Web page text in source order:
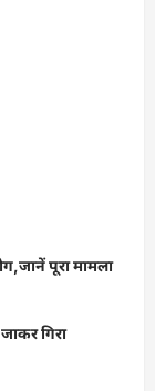
पूरा मामला
गिरा